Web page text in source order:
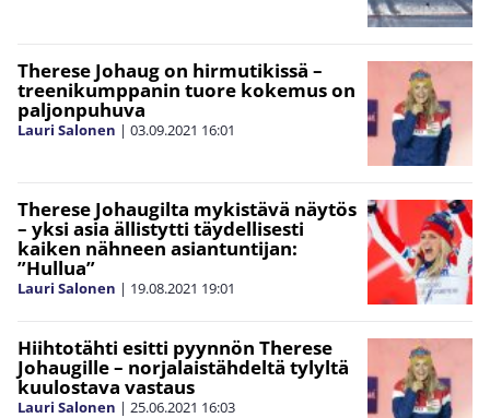
Therese Johaug on hirmutikissä –
treenikumppanin tuore kokemus on
paljonpuhuva
Lauri Salonen | 03.09.2021 16:01
Therese Johaugilta mykistävä näytös
– yksi asia ällistytti täydellisesti
kaiken nähneen asiantuntijan:
”Hullua”
Lauri Salonen | 19.08.2021 19:01
Hiihtotähti esitti pyynnön Therese
Johaugille – norjalaistähdeltä tylyltä
kuulostava vastaus
Lauri Salonen | 25.06.2021 16:03